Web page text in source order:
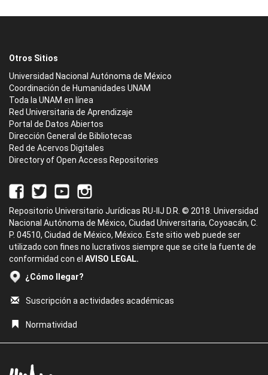
Otros Sitios
Universidad Nacional Autónoma de México
Coordinación de Humanidades UNAM
Toda la UNAM en línea
Red Universitaria de Aprendizaje
Portal de Datos Abiertos
Dirección General de Bibliotecas
Red de Acervos Digitales
Directory of Open Access Repositories
Repositorio Universitario Jurídicas RU-IIJ D.R. © 2018. Universidad
Nacional Autónoma de México, Ciudad Universitaria, Coyoacán, C.
P. 04510, Ciudad de México, México. Este sitio web puede ser
utilizado con fines no lucrativos siempre que se cite la fuente de
conformidad con el AVISO LEGAL.
¿Cómo llegar?
Suscripción a actividades académicas
Normatividad